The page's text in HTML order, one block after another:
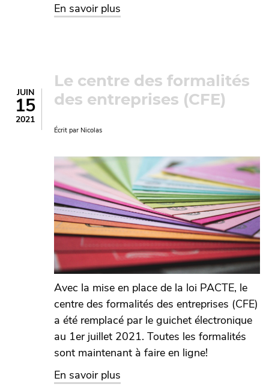
En savoir plus
JUIN
15
2021
Le centre des formalités
des entreprises (CFE)
Écrit par Nicolas
Image
Avec la mise en place de la loi PACTE, le
centre des formalités des entreprises (CFE)
a été remplacé par le guichet électronique
au 1er juillet 2021. Toutes les formalités
sont maintenant à faire en ligne!
En savoir plus